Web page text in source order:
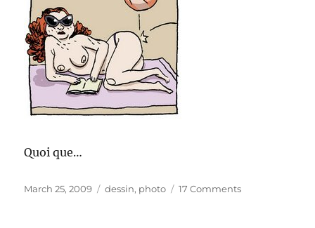
Quoi que…
Posted
March 25, 2009 Categories
dessin, photo 17 Commentson